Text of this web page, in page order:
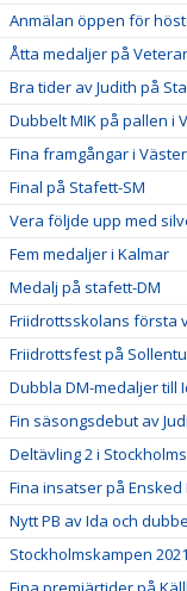
Anmälan öppen för
Åtta medaljer på
Bra tider av Judith på
Dubbelt MIK på pallen i
Fina framgångar i
Final på Stafett-SM
Vera följde upp med
Fem medaljer i Kalmar
Medalj på stafett-DM
Friidrottsskolans första
Friidrottsfest på
Dubbla DM-medaljer till
Fin säsongsdebut av
Deltävling 2 i
Fina insatser på Ensked
Nytt PB av Ida och
Stockholmskampen 2021